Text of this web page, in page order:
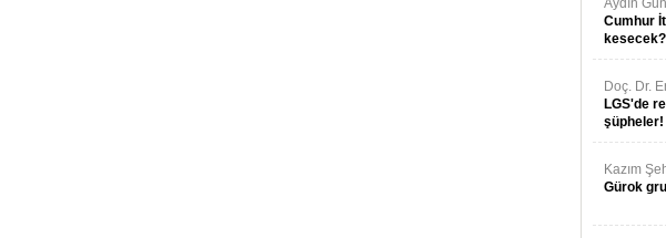
Aydın
Cumhur
kesecek?
Doç. Dr.
LGS'de
şüpheler!
Kazım
Gürok